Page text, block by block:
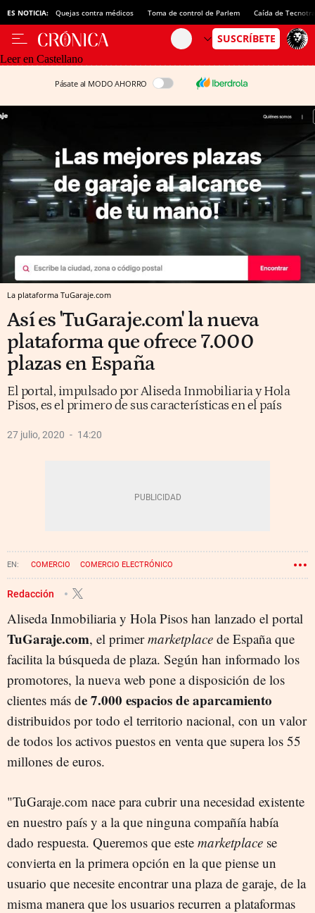
ES NOTICIA: Quejas contra médicos Toma de control de Parlem Caída de
Leer en Castellano
Pásate al MODO AHORRO
La plataforma TuGaraje.com
Así es 'TuGaraje.com' la nueva
plataforma que ofrece 7.000
plazas en España
El portal, impulsado por Aliseda Inmobiliaria y Hola
Pisos, es el primero de sus características en el país
27 julio, 2020 14:20
COMERCIO COMERCIO ELECTRÓNICO
Redacción
Aliseda Inmobiliaria y Hola Pisos han lanzado el portal
TuGaraje.com, el primermarketplace de España que
facilita la búsqueda de plaza. Según han informado los
promotores, la nueva web pone a disposición de los
clientes más de 7.000 espacios de aparcamiento
distribuidos por todo el territorio nacional, con un valor
de todos los activos puestos en venta que supera los 55
millones de euros.
"TuGaraje.com nace para cubrir una necesidad existente
en nuestro país y a la que ninguna compañía había
dado respuesta. Queremos que este marketplace se
convierta en la primera opción en la que piense un
usuario que necesite encontrar una plaza de garaje, de la
misma manera que los usuarios recurren a plataformas